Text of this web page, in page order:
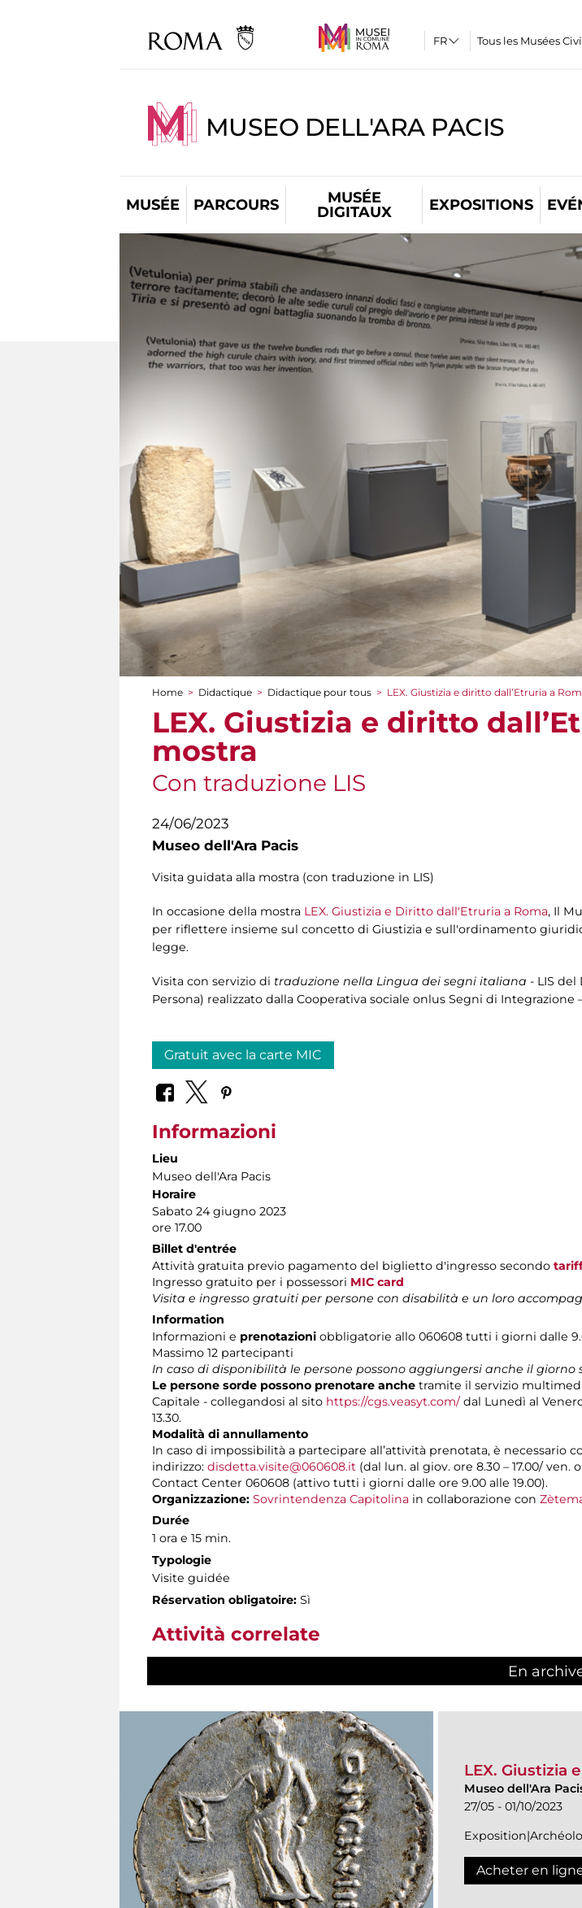
Tous les Musées
MUSEO DELL'ARA PACIS
MUSÉE PARCOURS
MUSÉE
DIGITAUX
EXPOSITIONS
You are here
Home > Didactique > Didactique pour tous > LEX. Giustizia e diritto dall’Etruria a
LEX. Giustizia e diritto
mostra
Con traduzione LIS
24/06/2023
Museo dell'Ara Pacis
Visita guidata alla mostra (con traduzione in LIS)
In occasione della mostra LEX. Giustizia e Diritto dall'Etruria a Roma, Il
per riflettere insieme sul concetto di Giustizia e sull'ordinamento
legge.
Visita con servizio di traduzione nella Lingua dei segni italiana - LIS
Persona) realizzato dalla Cooperativa sociale onlus Segni di Integrazione
Gratuit avec la carte MIC
Informazioni
Lieu
Museo dell'Ara Pacis
Horaire
Sabato 24 giugno 2023
ore 17.00
Billet d'entrée
Attività gratuita previo pagamento del biglietto d'ingresso secondo
Ingresso gratuito per i possessori MIC card
Visita e ingresso gratuiti per persone con disabilità e un loro
Information
Informazioni e prenotazioni obbligatorie allo 060608 tutti i giorni dalle
Massimo 12 partecipanti
In caso di disponibilità le persone possono aggiungersi anche il giorno
Le persone sorde possono prenotare anche tramite il servizio
Capitale - collegandosi al sito https://cgs.veasyt.com/dal Lunedì al
13.30.
Modalità di annullamento
In caso di impossibilità a partecipare all’attività prenotata, è necessario
indirizzo: disdetta.visite@060608.it (dal lun. al giov. ore 8.30 – 17.00/ ven.
Contact Center 060608 (attivo tutti i giorni dalle ore 9.00 alle 19.00).
Organizzazione: Sovrintendenza Capitolina in collaborazione con
Durée
1 ora e 15 min.
Typologie
Visite guidée
Réservation obligatoire: Sì
Attività correlate
En
LEX. Giustizia
Museo dell'Ara
27/05 - 01/10/2023
Acheter en